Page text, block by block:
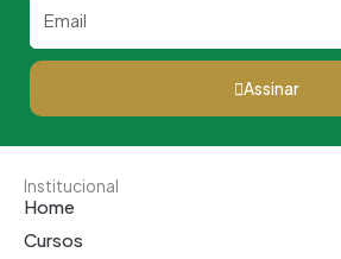
Assinar
Institucional
Home
Cursos